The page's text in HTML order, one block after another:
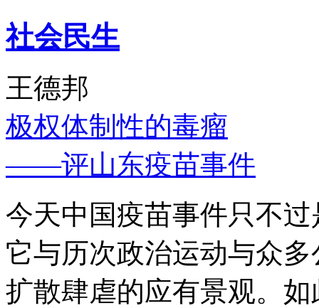
社会民生
王德邦
极权体制性的毒瘤
——评山东疫苗事件
今天中国疫苗事件只不
它与历次政治运动与众
扩散肆虐的应有景观。